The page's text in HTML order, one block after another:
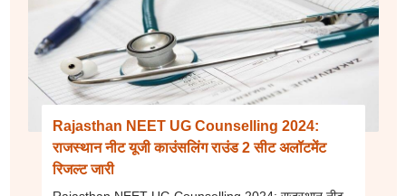
Rajasthan NEET UG Counselling 2024:
राजस्थान नीट यूजी काउंसलिंग राउंड 2 सीट अलॉटमेंट
रिजल्ट जारी